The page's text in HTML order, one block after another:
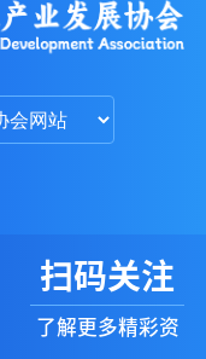
扫码关注
了解更多精彩资